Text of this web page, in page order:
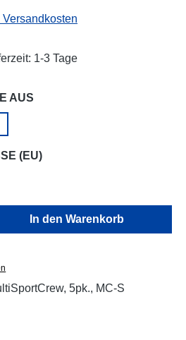
1-3 Tage
AUS
(EU)auswählen
den gewünschten
In den Warenkorb
5pk., MC-S